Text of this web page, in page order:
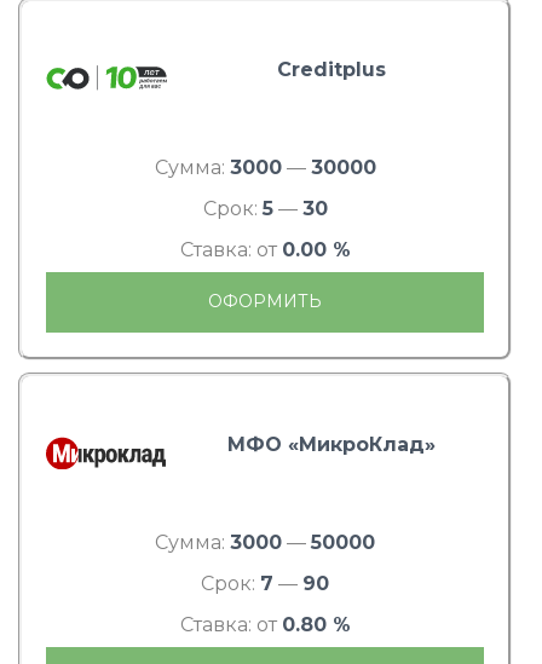
Creditplus
Сумма: 3000— 30000
Срок: 5— 30
Ставка: от 0.00 %
ОФОРМИТЬ
МФО «МикроКлад»
Сумма: 3000 — 50000
Срок: 7 — 90
Ставка: от 0.80 %